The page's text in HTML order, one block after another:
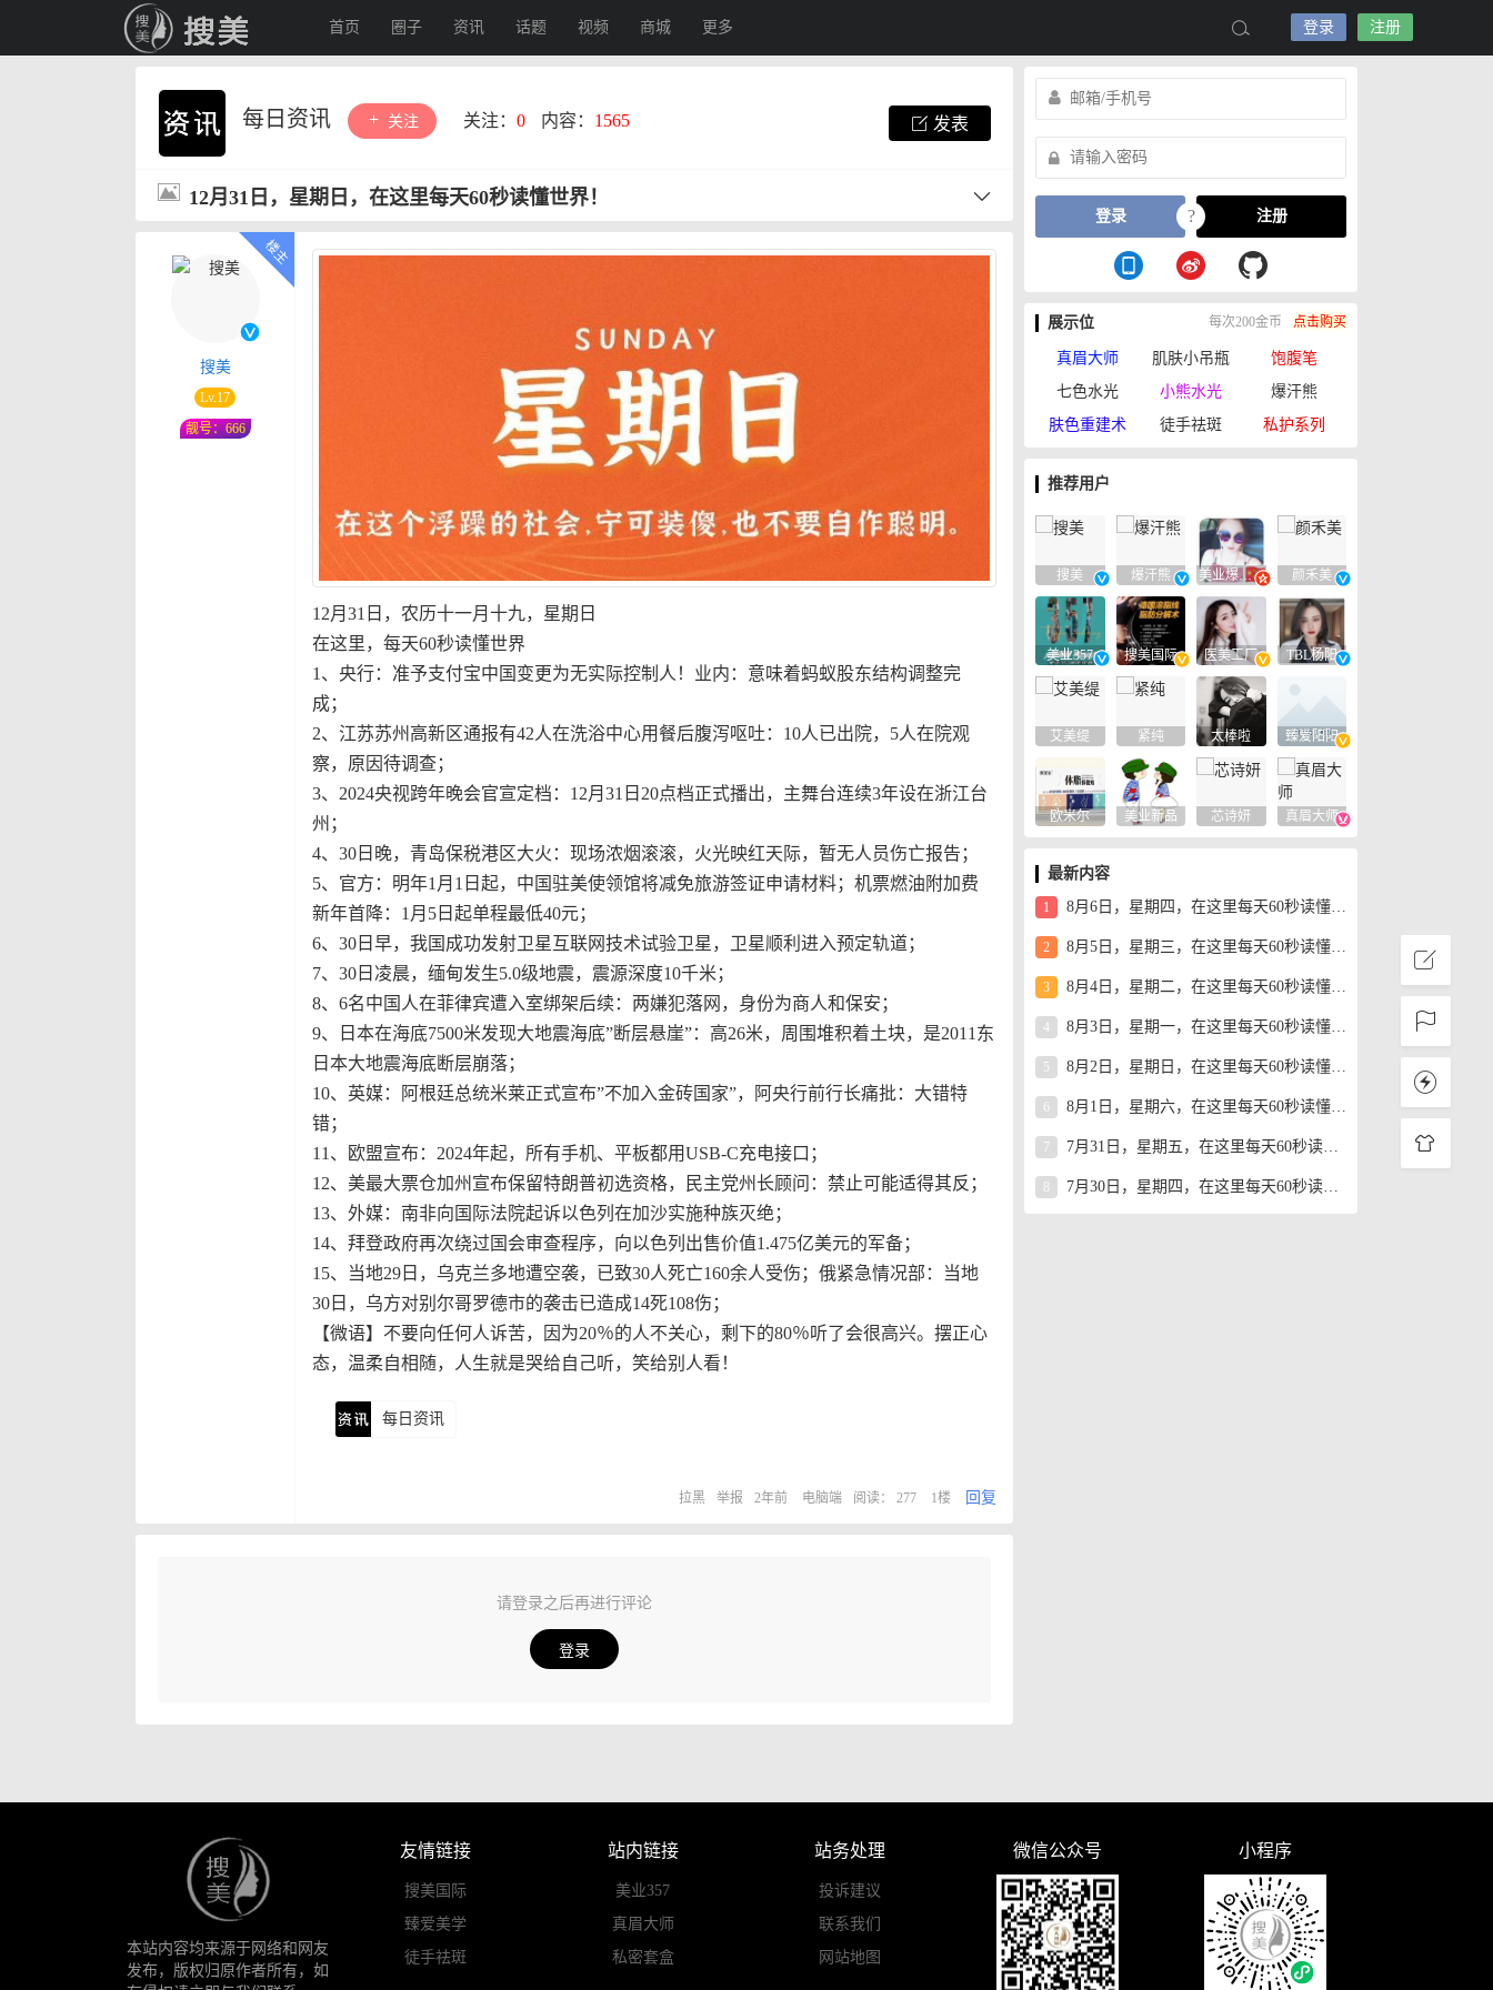
首页 圈子 资讯 话题 视频 商城 更多 登录 注册
每日资讯 关注 关注： 0 内容： 1565 发表
12月31日，星期日，在这里每天60秒读懂世界！
搜美
Lv.17
靓号：666
12月31日，农历十一月十九，星期日
在这里，每天60秒读懂世界
1、央行：准予支付宝中国变更为无实际控制人！业内：意味着蚂蚁股东结构调整完
成；
2、江苏苏州高新区通报有42人在洗浴中心用餐后腹泻呕吐：10人已出院，5人在院观
察，原因待调查；
3、2024央视跨年晚会官宣定档：12月31日20点档正式播出，主舞台连续3年设在浙江台
州；
4、30日晚，青岛保税港区大火：现场浓烟滚滚，火光映红天际，暂无人员伤亡报告；
5、官方：明年1月1日起，中国驻美使领馆将减免旅游签证申请材料；机票燃油附加费
新年首降：1月5日起单程最低40元；
6、30日早，我国成功发射卫星互联网技术试验卫星，卫星顺利进入预定轨道；
7、30日凌晨，缅甸发生5.0级地震，震源深度10千米；
8、6名中国人在菲律宾遭入室绑架后续：两嫌犯落网，身份为商人和保安；
9、日本在海底7500米发现大地震海底”断层悬崖”：高26米，周围堆积着土块，是2011东
日本大地震海底断层崩落；
10、英媒：阿根廷总统米莱正式宣布”不加入金砖国家”，阿央行前行长痛批：大错特
错；
11、欧盟宣布：2024年起，所有手机、平板都用USB-C充电接口；
12、美最大票仓加州宣布保留特朗普初选资格，民主党州长顾问：禁止可能适得其反；
13、外媒：南非向国际法院起诉以色列在加沙实施种族灭绝；
14、拜登政府再次绕过国会审查程序，向以色列出售价值1.475亿美元的军备；
15、当地29日，乌克兰多地遭空袭，已致30人死亡160余人受伤；俄紧急情况部：当地
30日，乌方对别尔哥罗德市的袭击已造成14死108伤；
【微语】不要向任何人诉苦，因为20％的人不关心，剩下的80％听了会很高兴。摆正心
态，温柔自相随，人生就是哭给自己听，笑给别人看！
每日资讯
拉黑 举报 2年前 电脑端 阅读： 277 1楼 回复
请登录之后再进行评论
登录
登录 ? 注册
展示位 每次200金币 点击购买
真眉大师 肌肤小吊瓶
饱腹笔
七色水光
小熊水光
爆汗熊
肤色重建术
徒手祛斑 私护系列
推荐用户
搜美 爆汗熊 美业爆款平台 颜禾美
美业357 搜美国际 医美工厂 TBL杨阳
艾美缇 紧纯 太棒啦 臻爱阳阳
欧米尔 美业新品 芯诗妍 真眉大师
最新内容
1 8月6日，星期四，在这里每天60秒读懂世界！
2 8月5日，星期三，在这里每天60秒读懂世界！
3 8月4日，星期二，在这里每天60秒读懂世界！
4 8月3日，星期一，在这里每天60秒读懂世界！
5 8月2日，星期日，在这里每天60秒读懂世界！
6 8月1日，星期六，在这里每天60秒读懂世界！
7 7月31日，星期五，在这里每天60秒读懂世界！
7月30日，星期四，在这里每天60秒读懂世界！
本站内容均来源于网络和网友
发布，版权归原作者所有，如
友情链接
搜美国际
臻爱美学
徒手祛斑
站内链接
美业357
真眉大师
私密套盒
站务处理
投诉建议
联系我们
网站地图
微信公众号 小程序